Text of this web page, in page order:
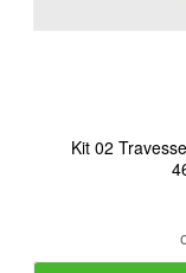
Kit 02